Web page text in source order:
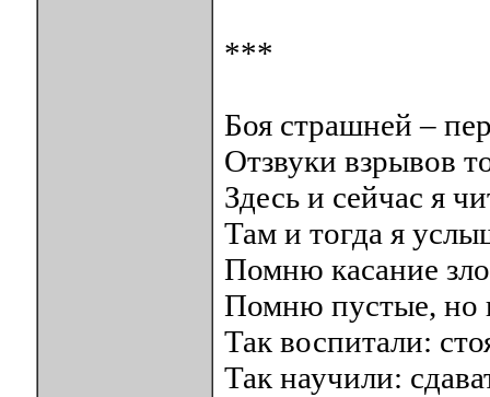
***
Боя страшней –
Отзвуки взрывов
Здесь и сейчас я
Там и тогда я
Помню касание
Помню пустые, но
Так воспитали:
Так научили: